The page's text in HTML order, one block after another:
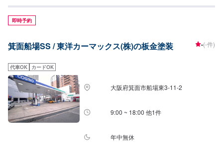
即時予約
箕面船場SS / 東洋カーマックス(株)の板金塗装 -(-件)
代車OK カードOK
大阪府箕面市船場東3-11-2
9:00 ~ 18:00 他1件
年中無休